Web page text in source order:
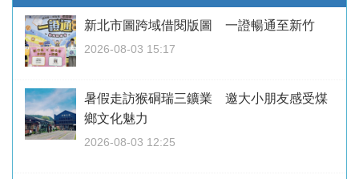
新北市圖跨域借閱版圖 一證暢通至新竹
2026-08-03 15:17
暑假走訪猴硐瑞三鑛業 邀大小朋友感受煤
鄉文化魅力
2026-08-03 12:25